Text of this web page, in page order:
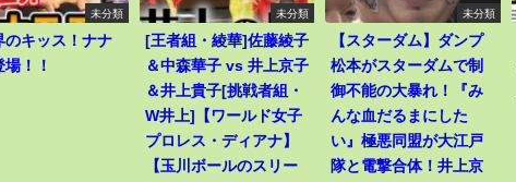
未分類
キッス！ナナ
場！！
未分類
[王者組・綾華]佐藤綾子
＆中森華子 vs 井上京子
＆井上貴子[挑戦者組・
W井上]【ワールド女子
プロレス・ディアナ】
【玉川ボールのスリー
未分類
【スターダム】ダンプ
松本がスターダムで制
御不能の大暴れ！『み
んな血だるまにした
い』極悪同盟が大江戸
隊と電撃合体！井上京